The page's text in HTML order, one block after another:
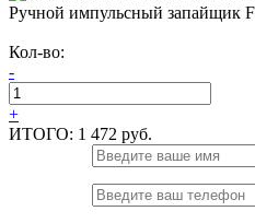
Ручной импульсный запайщик
Кол-во:
-
+
ИТОГО: 1 472 руб.